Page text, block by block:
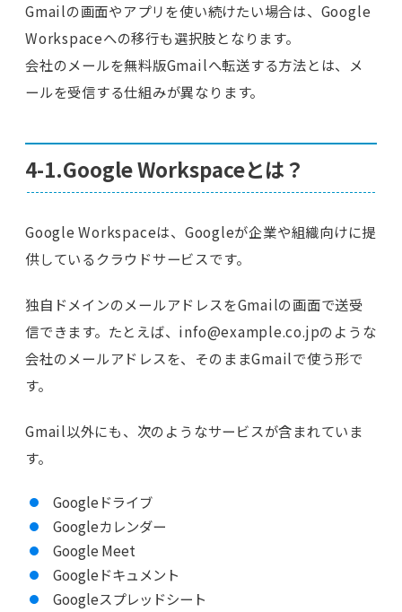
Gmailの画面やアプリを使い続けたい場合は、Google
Workspaceへの移行も選択肢となります。
会社のメールを無料版Gmailへ転送する方法とは、メ
ールを受信する仕組みが異なります。
4-1.Google Workspaceとは？
Google Workspaceは、Googleが企業や組織向けに提
供しているクラウドサービスです。
独自ドメインのメールアドレスをGmailの画面で送受
信できます。たとえば、info@example.co.jpのような
会社のメールアドレスを、そのままGmailで使う形で
す。
Gmail以外にも、次のようなサービスが含まれていま
す。
Googleドライブ
Googleカレンダー
Google Meet
Googleドキュメント
Googleスプレッドシート